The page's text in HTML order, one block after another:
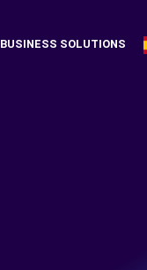
BUSINESS SOLUTIONS